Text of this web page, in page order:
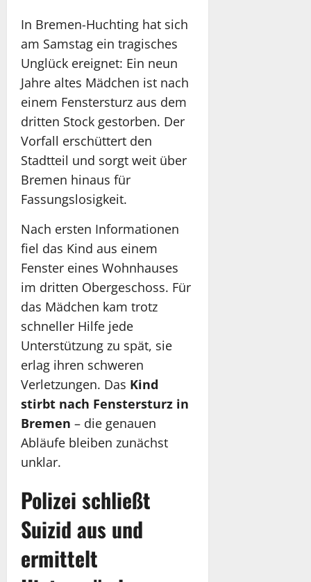
In Bremen-Huchting hat sich
am Samstag ein tragisches
Unglück ereignet: Ein neun
Jahre altes Mädchen ist nach
einem Fenstersturz aus dem
dritten Stock gestorben. Der
Vorfall erschüttert den
Stadtteil und sorgt weit über
Bremen hinaus für
Fassungslosigkeit.
Nach ersten Informationen
fiel das Kind aus einem
Fenster eines Wohnhauses
im dritten Obergeschoss. Für
das Mädchen kam trotz
schneller Hilfe jede
Unterstützung zu spät, sie
erlag ihren schweren
Verletzungen. Das Kind
stirbt nach Fenstersturz in
Bremen – die genauen
Abläufe bleiben zunächst
unklar.
Polizei schließt
Suizid aus und
ermittelt